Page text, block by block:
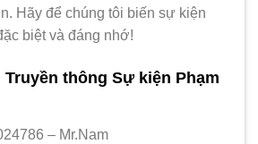
Hãy để chúng tôi biến sự kiện
biệt và đáng nhớ!
Truyền thông Sự kiện Phạm
– Mr.Nam